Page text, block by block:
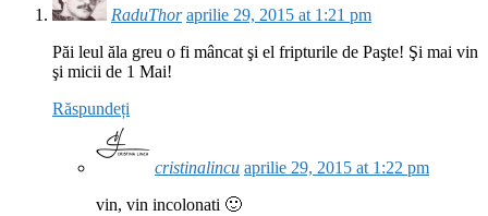
RaduThor aprilie 29, 2015 at 1:21 pm
Păi leul ăla greu o fi mâncat şi el fripturile de Paşte! Şi mai vin
şi micii de 1 Mai!
Răspundeți
cristinalincu aprilie 29, 2015 at 1:22 pm
vin, vin incolonati 🙂